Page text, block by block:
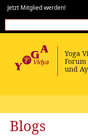
Jetzt Mitglied werden!
Blogs